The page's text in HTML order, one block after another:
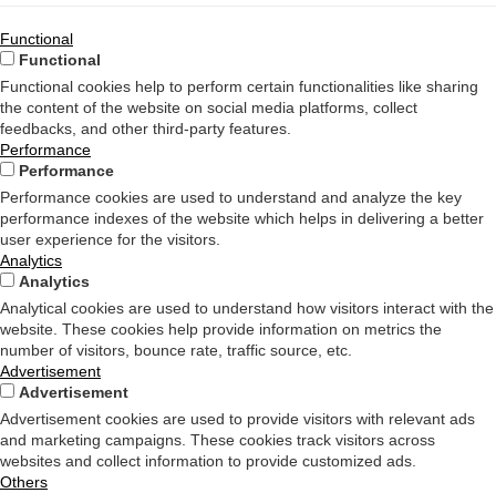
Functional
Functional
Functional cookies help to perform certain functionalities like sharing
the content of the website on social media platforms, collect
feedbacks, and other third-party features.
Performance
Performance
Performance cookies are used to understand and analyze the key
performance indexes of the website which helps in delivering a better
user experience for the visitors.
Analytics
Analytics
Analytical cookies are used to understand how visitors interact with the
website. These cookies help provide information on metrics the
number of visitors, bounce rate, traffic source, etc.
Advertisement
Advertisement
Advertisement cookies are used to provide visitors with relevant ads
and marketing campaigns. These cookies track visitors across
websites and collect information to provide customized ads.
Others